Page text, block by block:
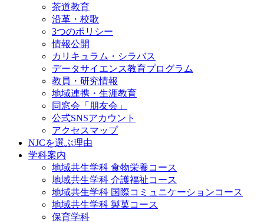
茶道教育
沿革・校歌
3つのポリシー
情報公開
カリキュラム・シラバス
データサイエンス教育プログラム
教員・研究情報
地域連携・生涯教育
同窓会「朋友会」
公式SNSアカウント
アクセスマップ
NJCを選ぶ理由
学科案内
地域共⽣学科 ⾷物栄養コース
地域共生学科 介護福祉コース
地域共生学科 国際コミュニケーションコース
地域共⽣学科 製菓コース
保育学科